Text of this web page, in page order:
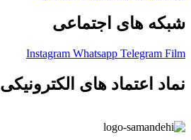
شبکه های اجتماعی
Instagram Whatsapp Telegram Film
نماد اعتماد های الکترونیکی